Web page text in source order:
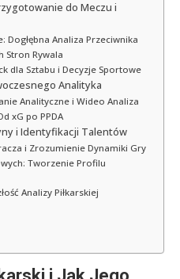
do Meczu i
Analiza Przeciwnika
Stron Rywala
dla Sztabu i Decyzje Sportowe
Analityka
Analityczne i Wideo Analiza
xG po PPDA
i Identyfikacji Talentów
i Zrozumienie Dynamiki Gry
Tworzenie Profilu
Analizy Piłkarskiej